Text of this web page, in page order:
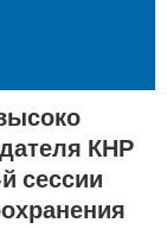
КНР
сессии